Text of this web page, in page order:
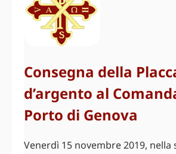
Consegna della
d’argento al
Porto di Genova
Venerdì 15 novembre 2019, nella